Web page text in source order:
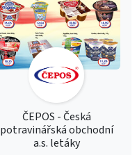
ČEPOS - Česká
potravinářská obchodní
a.s. letáky